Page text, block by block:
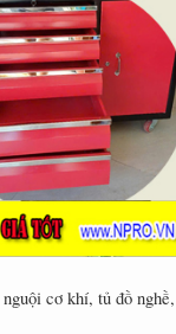
cơ khí, tủ đồ nghề,